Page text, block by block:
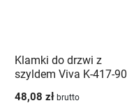
Klamki do drzwi z
szyldem Viva K-417-90
48,08 zł brutto